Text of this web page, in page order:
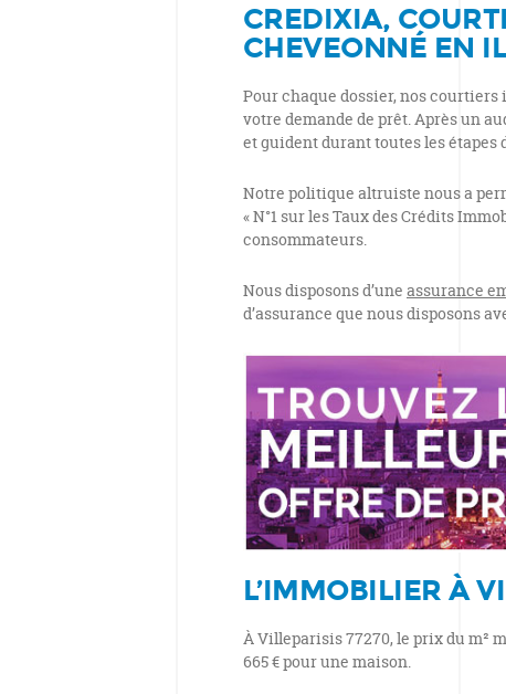
CREDIXIA,
CHEVEONNÉ EN
Pour chaque dossier, nos
votre demande de prêt. Après un
et guident durant toutes les étapes
Notre politique altruiste nous a
« N°1 sur les Taux des Crédits
consommateurs.
Nous disposons d’une assurance
d’assurance que nous disposons
L’IMMOBILIER À
À Villeparisis 77270, le prix du m²
665 € pour une maison.